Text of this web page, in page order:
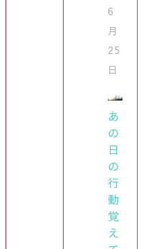
6
月
25
日
あ
の
日
の
行
動
覚
え